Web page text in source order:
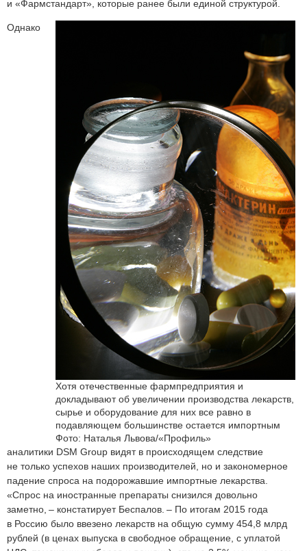
и «Фармстандарт», которые ранее были единой структурой.
Хотя отечественные фармпредприятия и
докладывают об увеличении производства лекарств,
сырье и оборудование для них все равно в
подавляющем большинстве остается импортным
Фото: Наталья Львова/«Профиль»
Однако
аналитики DSM Group видят в происходящем следствие
не только успехов наших производителей, но и закономерное
падение спроса на подорожавшие импортные лекарства.
«Спрос на иностранные препараты снизился довольно
заметно, – констатирует Беспалов. – По итогам 2015 года
в Россию было ввезено лекарств на общую сумму 454,8 млрд
рублей (в ценах выпуска в свободное обращение, с уплатой